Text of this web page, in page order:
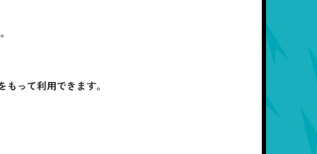
って利用できます。